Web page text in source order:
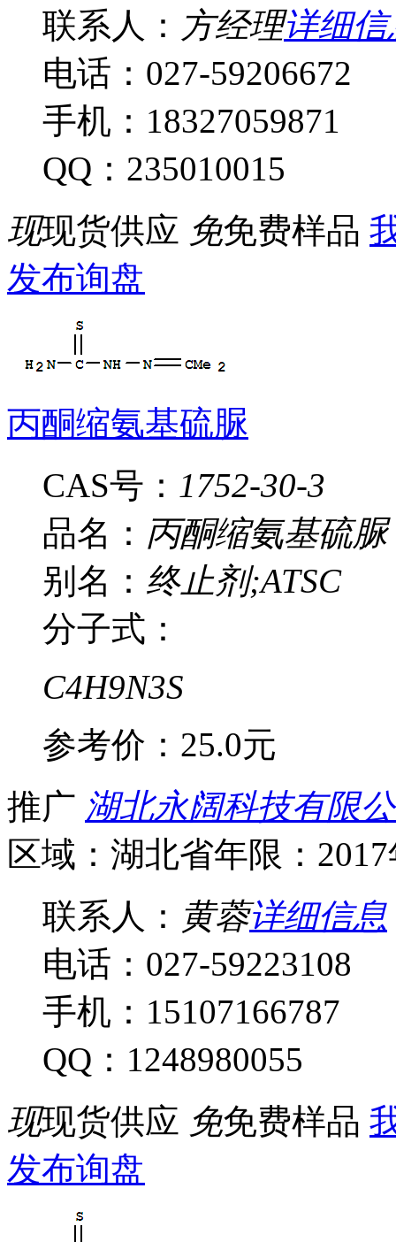
联系人： 方经理详细信
电话：027-59206672
手机：18327059871
QQ：235010015
现现货供应 免免费样品
发布询盘
丙酮缩氨基硫脲
CAS号： 1752-30-3
品名： 丙酮缩氨基硫脲
别名： 终止剂;ATSC
分子式：
C4H9N3S
参考价： 25.0元
推广 湖北永阔科技有限
区域：湖北省年限：
联系人： 黄蓉详细信息
电话：027-59223108
手机：15107166787
QQ：1248980055
现现货供应 免免费样品
发布询盘